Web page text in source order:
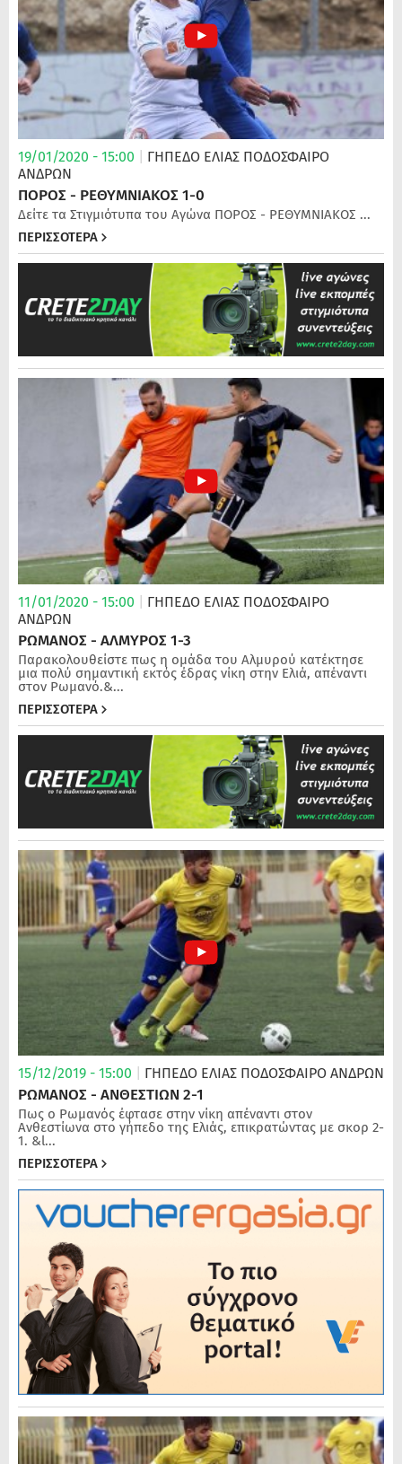
19/01/2020 - 15:00 ΓΗΠΕΔΟ ΕΛΙΑΣ ΠΟΔΌΣΦΑΙΡΟ
ΑΝΔΡΏΝ
ΠΟΡΟΣ - ΡΕΘΥΜΝΙΑΚΟΣ 1-0
Δείτε τα Στιγμιότυπα του Αγώνα ΠΟΡΟΣ - ΡΕΘΥΜΝΙΑΚΟΣ ...
ΠΕΡΙΣΣΟΤΕΡΑ
11/01/2020 - 15:00 ΓΗΠΕΔΟ ΕΛΙΑΣ ΠΟΔΌΣΦΑΙΡΟ
ΑΝΔΡΏΝ
ΡΩΜΑΝΟΣ - ΑΛΜΥΡΟΣ 1-3
Παρακολουθείστε πως η ομάδα του Αλμυρού κατέκτησε
μια πολύ σημαντική εκτός έδρας νίκη στην Ελιά, απέναντι
στον Ρωμανό.&...
ΠΕΡΙΣΣΟΤΕΡΑ
15/12/2019 - 15:00 ΓΗΠΕΔΟ ΕΛΙΑΣ ΠΟΔΌΣΦΑΙΡΟ ΑΝΔΡΏΝ
ΡΩΜΑΝΟΣ - ΑΝΘΕΣΤΙΩΝ 2-1
Πως ο Ρωμανός έφτασε στην νίκη απέναντι στον
Ανθεστίωνα στο γήπεδο της Ελιάς, επικρατώντας με σκορ 2-
1. &l...
ΠΕΡΙΣΣΟΤΕΡΑ